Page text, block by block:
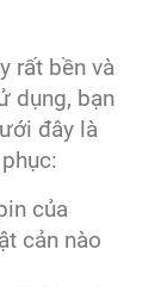
rất bền và
dụng, bạn
đây là
của
cản nào